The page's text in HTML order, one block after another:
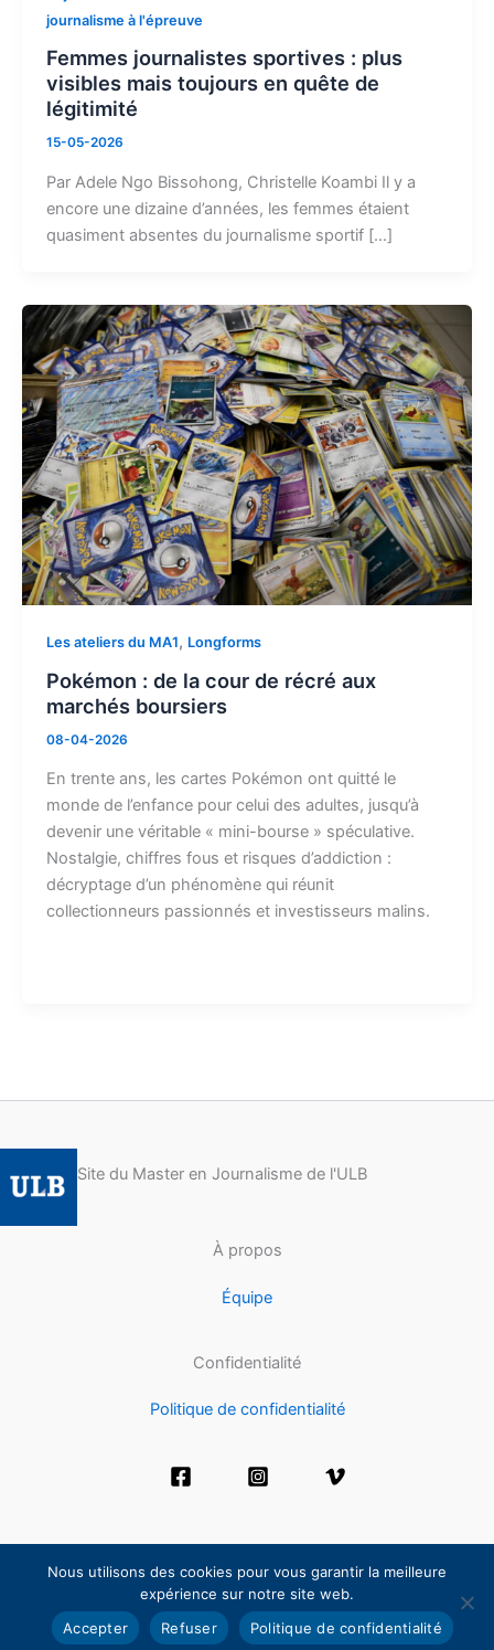
journalisme à l'épreuve
Femmes journalistes sportives : plus
visibles mais toujours en quête de
légitimité
15-05-2026
Par Adele Ngo Bissohong, Christelle Koambi Il y a
encore une dizaine d’années, les femmes étaient
quasiment absentes du journalisme sportif […]
Les ateliers du MA1, Longforms
Pokémon : de la cour de récré aux
marchés boursiers
08-04-2026
En trente ans, les cartes Pokémon ont quitté le
monde de l’enfance pour celui des adultes, jusqu’à
devenir une véritable « mini-bourse » spéculative.
Nostalgie, chiffres fous et risques d’addiction :
décryptage d’un phénomène qui réunit
collectionneurs passionnés et investisseurs malins.
Site du Master en Journalisme de l'ULB
À propos
Équipe
Confidentialité
Politique de confidentialité
Copyright © 2026 - Master en journalisme - ULB
Nous utilisons des cookies pour vous garantir la meilleure
expérience sur notre site web.
Accepter
Refuser Politique de confidentialité